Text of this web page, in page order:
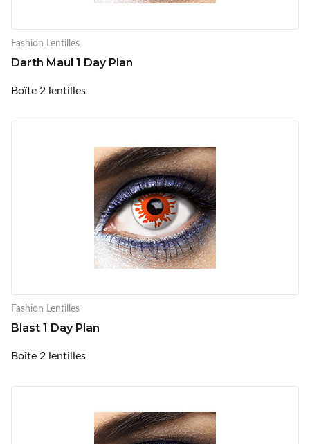
Fashion Lentilles
Darth Maul 1 Day Plan
Boîte 2 lentilles
Fashion Lentilles
Blast 1 Day Plan
Boîte 2 lentilles